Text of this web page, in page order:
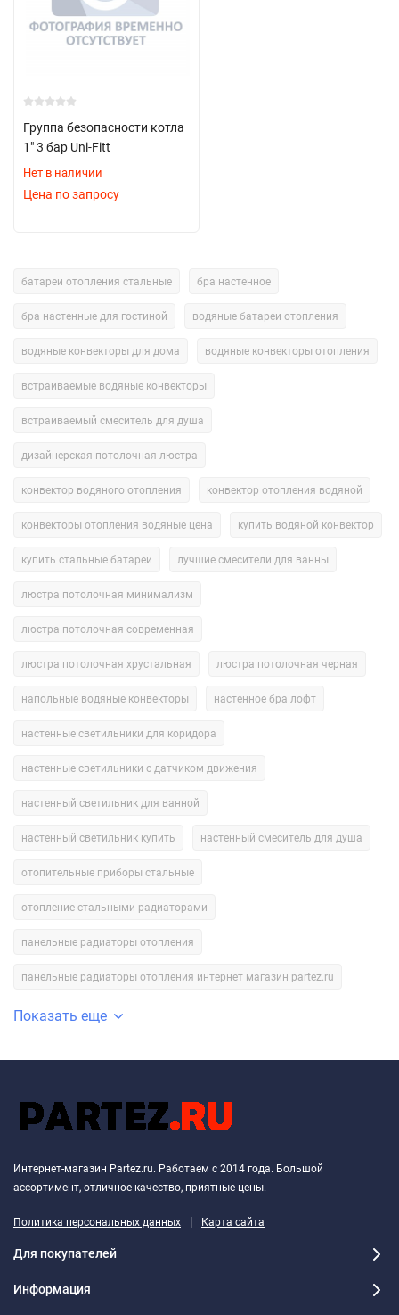
Группа безопасности котла
1" 3 бар Uni-Fitt
Нет в наличии
Цена по запросу
батареи отопления стальные бра настенное
бра настенные для гостиной водяные батареи отопления
водяные конвекторы для дома водяные конвекторы отопления
встраиваемые водяные конвекторы
встраиваемый смеситель для душа
дизайнерская потолочная люстра
конвектор водяного отопления конвектор отопления водяной
конвекторы отопления водяные цена купить водяной конвектор
купить стальные батареи лучшие смесители для ванны
люстра потолочная минимализм
люстра потолочная современная
люстра потолочная хрустальная люстра потолочная черная
напольные водяные конвекторы настенное бра лофт
настенные светильники для коридора
настенные светильники с датчиком движения
настенный светильник для ванной
настенный светильник купить настенный смеситель для душа
отопительные приборы стальные
отопление стальными радиаторами
панельные радиаторы отопления
панельные радиаторы отопления интернет магазин partez.ru
Показать еще
Интернет-магазин Partez.ru. Работаем с 2014 года. Большой
ассортимент, отличное качество, приятные цены.
Политика персональных данных | Карта сайта
Для покупателей
Информация